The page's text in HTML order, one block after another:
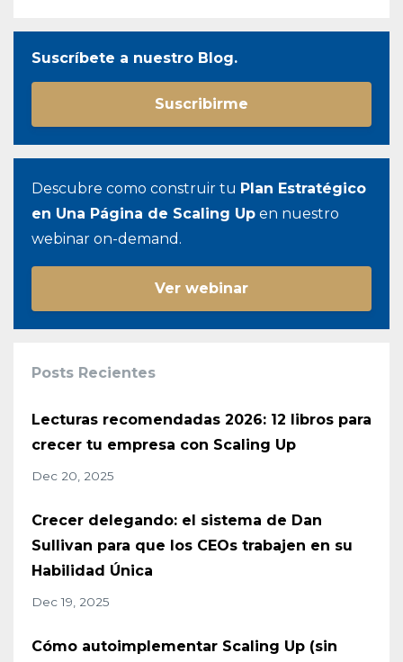
Suscríbete a nuestro Blog.
Suscribirme
Descubre como construir tu Plan Estratégico
en Una Página de Scaling Up en nuestro
webinar on-demand.
Ver webinar
Posts Recientes
Lecturas recomendadas 2026: 12 libros para
crecer tu empresa con Scaling Up
Dec 20, 2025
Crecer delegando: el sistema de Dan
Sullivan para que los CEOs trabajen en su
Habilidad Única
Dec 19, 2025
Cómo autoimplementar Scaling Up (sin